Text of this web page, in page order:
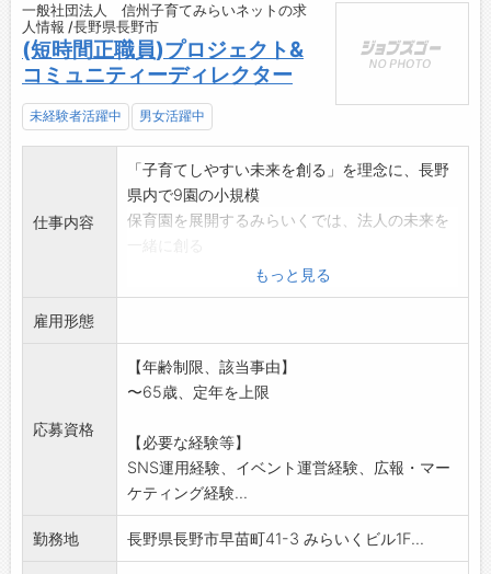
一般社団法人 信州子育てみらいネットの求
人情報 /長野県長野市
(短時間正職員)プロジェクト&
コミュニティーディレクター
未経験者活躍中 男女活躍中
仕事内容
「子育てしやすい未来を創る」を理念に、長野
県内で9園の小規模
保育園を展開するみらいくでは、法人の未来を
【プロジェクト&コミュニティーディレクタ
ー】を募集します!
トの運営、各園・
本部・外部をつなぐハブ役、そして学生の成長
を支えるコミュニ
ョンです。
◇「保育士の甲子園」を目指すイベント事務局
の立ち上げ・運営
◇本部と各園、外部をつなぐ「ハブ」としての
コーディネート業務
もっと見る
雇用形態
応募資格
【年齢制限、該当事由】
〜65歳、定年を上限
【必要な経験等】
SNS運用経験、イベント運営経験、広報・マー
ケティング経験...
勤務地 長野県長野市早苗町41-3 みらいくビル1F...